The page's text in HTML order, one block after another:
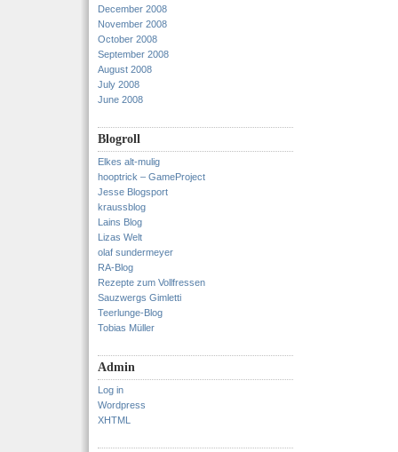
December 2008
November 2008
October 2008
September 2008
August 2008
July 2008
June 2008
Blogroll
Elkes alt-mulig
hooptrick – GameProject
Jesse Blogsport
kraussblog
Lains Blog
Lizas Welt
olaf sundermeyer
RA-Blog
Rezepte zum Vollfressen
Sauzwergs Gimletti
Teerlunge-Blog
Tobias Müller
Admin
Log in
Wordpress
XHTML